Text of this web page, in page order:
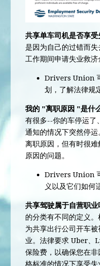
共享单车司机是否享
是因为自己的过错而
工作期间申请失业救济
Drivers Union
划，了解法律规
我的 "离职原因 "是什
有很多--你的车停运了
通知的情况下突然停
离职原因，但有时很
原因的问题。
Drivers Union
义以及它们如何
共享驾驶属于自营职
的分类有不同的定义
为共享出行公司开车
业。法律要求 Uber、
保险费，以确保您在
格标准的情况下享受失